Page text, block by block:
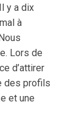
y a dix
à
Lors de
d’attirer
des profils
et une